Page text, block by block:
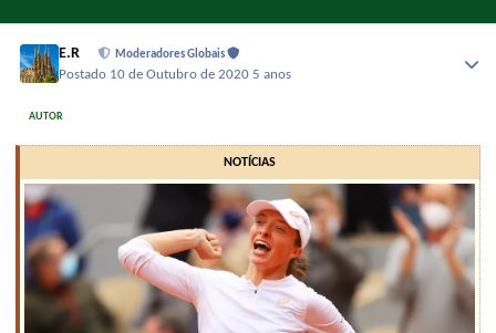
E.R Moderadores Globais
Postado 10 de Outubro de 2020 5 anos
AUTOR
NOTÍCIAS